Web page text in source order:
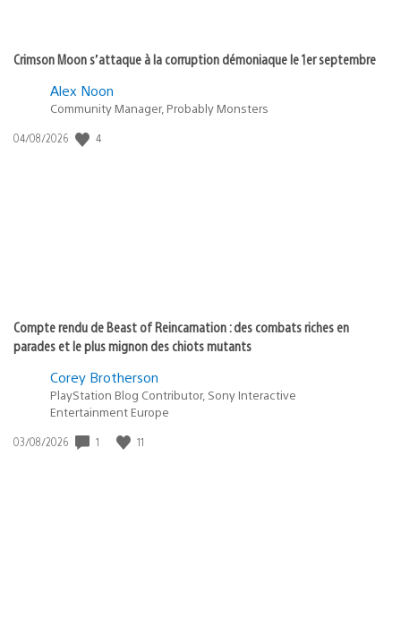
Crimson Moon s’attaque à la corruption démoniaque le 1er septembre
Alex Noon
Community Manager, Probably Monsters
Date
04/08/2026 4
Compte rendu de Beast of Reincarnation : des combats riches en
parades et le plus mignon des chiots mutants
Corey Brotherson
PlayStation Blog Contributor, Sony Interactive
Entertainment Europe
Date
03/08/2026 1 11